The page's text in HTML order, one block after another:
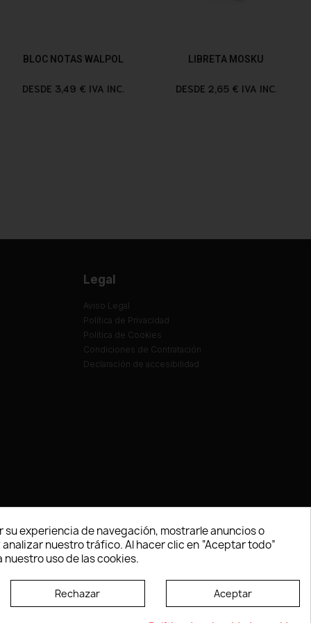
BLOC NOTAS WALPOL
DESDE 3,49 € IVA INC.
LIBRETA MOSKU
DESDE 2,65 € IVA INC.
Legal
Aviso Legal
Política de Privacidad
Política de Cookies
Condiciones de Contratación
Declaración de accesibilidad
su experiencia de navegación, mostrarle anuncios o
nuestro tráfico. Al hacer clic en “Aceptar todo”
uso de las cookies.
Rechazar Aceptar